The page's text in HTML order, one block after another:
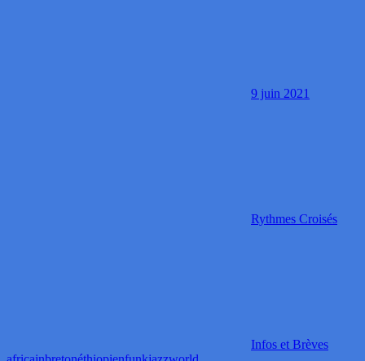
9 juin 2021
Rythmes Croisés
Infos et Brèves